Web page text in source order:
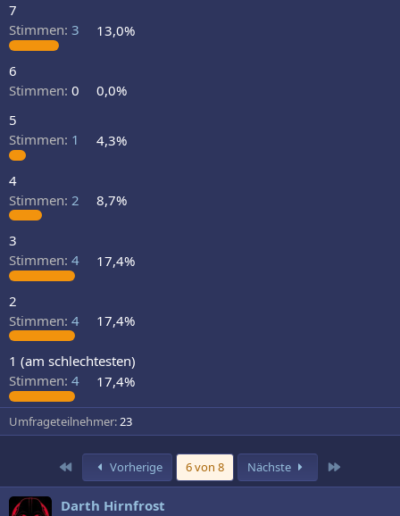
7
Stimmen: 3 13,0%
6
Stimmen: 0
0,0%
5
Stimmen: 1 4,3%
4
Stimmen: 2 8,7%
3
Stimmen: 4 17,4%
2
Stimmen: 4 17,4%
1 (am schlechtesten)
Stimmen: 4 17,4%
Umfrageteilnehmer 23
Erste Vorherige 6 von 8 Nächste
Darth Hirnfrost